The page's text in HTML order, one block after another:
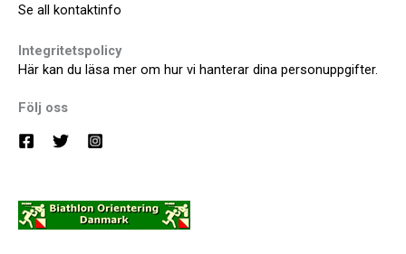
Se all kontaktinfo
Integritetspolicy
Här kan du läsa mer om hur vi hanterar dina personuppgifter.
Följ oss